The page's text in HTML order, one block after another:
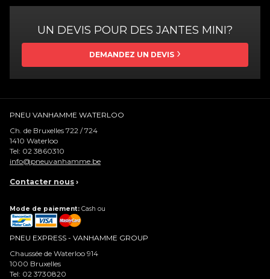
UN DEVIS POUR DES JANTES MINI?
DEMANDEZ UN DEVIS
PNEU VANHAMME WATERLOO
Ch. de Bruxelles 722 / 724
1410 Waterloo
Tel: 02 3860310
info@pneuvanhamme.be
Contacter nous ›
Mode de paiement: Cash ou
PNEU EXPRESS - VANHAMME GROUP
Chaussée de Waterloo 914
1000 Bruxelles
Tel: 02 3730820